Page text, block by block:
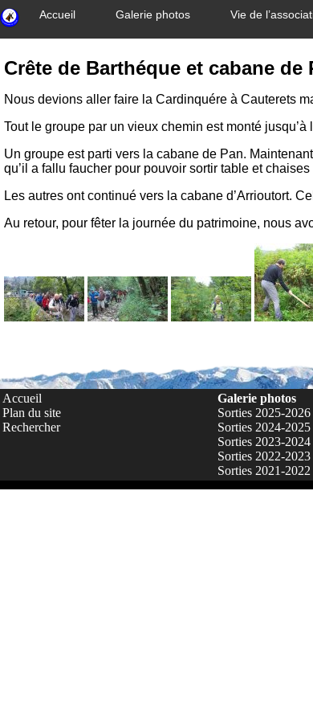
Accueil Galerie photos Vie de
Crête de Barthéque et cabane de
Nous devions aller faire la Cardinquére à Cauterets
Tout le groupe par un vieux chemin est monté jusqu’à
Un groupe est parti vers la cabane de Pan.
qu’il a fallu faucher pour pouvoir sortir table et chaises
Les autres ont continué vers la cabane d’Arrioutort.
Au retour, pour fêter la journée du patrimoine, nous
Accueil
Plan du site
Rechercher
Galerie photos
Sorties 2025-2026
Sorties 2024-2025
Sorties 2023-2024
Sorties 2022-2023
Sorties 2021-2022